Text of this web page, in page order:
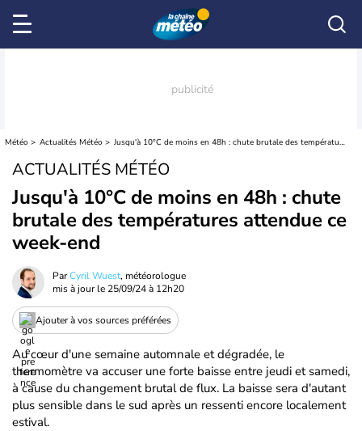
Météo Actualités Météo Jusqu'à 10°C de moins en 48h : chute brutale des températures attendue ce week-end
ACTUALITÉS MÉTÉO
Jusqu'à 10°C de moins en 48h : chute
brutale des températures attendue ce
week-end
ParCyril Wuest, météorologue
mis à jour le 25/09/24 à 12h20
Ajouter à vos sources préférées
Au cœur d'une semaine automnale et dégradée, le
thermomètre va accuser une forte baisse entre jeudi et samedi,
à cause du changement brutal de flux. La baisse sera d'autant
plus sensible dans le sud après un ressenti encore localement
estival.